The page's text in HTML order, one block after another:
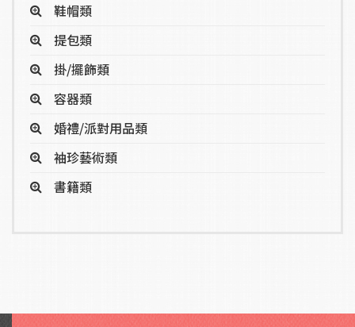
鞋帽類
提包類
掛/擺飾類
容器類
婚禮/派對用品類
袖珍藝術類
書籍類